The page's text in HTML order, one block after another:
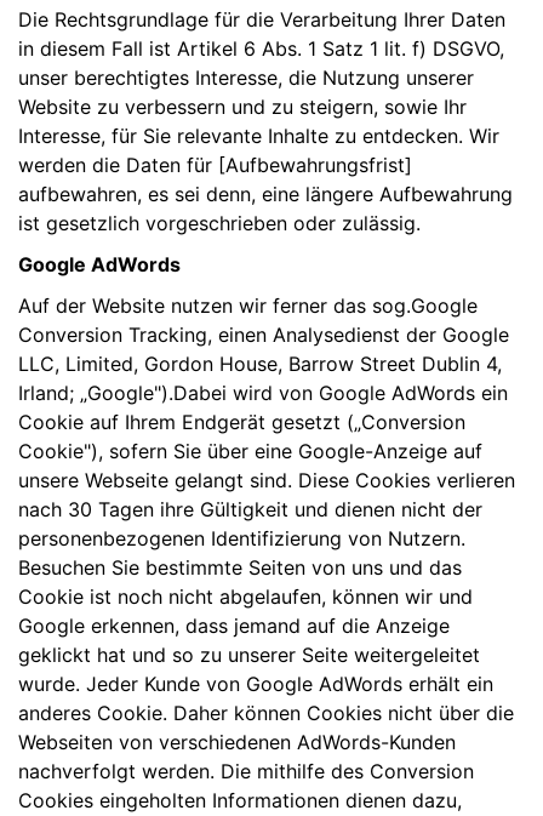
Die Rechtsgrundlage für die Verarbeitung Ihrer Daten
in diesem Fall ist Artikel 6 Abs. 1 Satz 1 lit. f) DSGVO,
unser berechtigtes Interesse, die Nutzung unserer
Website zu verbessern und zu steigern, sowie Ihr
Interesse, für Sie relevante Inhalte zu entdecken. Wir
werden die Daten für [Aufbewahrungsfrist]
aufbewahren, es sei denn, eine längere Aufbewahrung
ist gesetzlich vorgeschrieben oder zulässig.
Google AdWords
Auf der Website nutzen wir ferner das sog.Google
Conversion Tracking, einen Analysedienst der Google
LLC, Limited, Gordon House, Barrow Street Dublin 4,
Irland; „Google").Dabei wird von Google AdWords ein
Cookie auf Ihrem Endgerät gesetzt („Conversion
Cookie"), sofern Sie über eine Google-Anzeige auf
unsere Webseite gelangt sind. Diese Cookies verlieren
nach 30 Tagen ihre Gültigkeit und dienen nicht der
personenbezogenen Identifizierung von Nutzern.
Besuchen Sie bestimmte Seiten von uns und das
Cookie ist noch nicht abgelaufen, können wir und
Google erkennen, dass jemand auf die Anzeige
geklickt hat und so zu unserer Seite weitergeleitet
wurde. Jeder Kunde von Google AdWords erhält ein
anderes Cookie. Daher können Cookies nicht über die
Webseiten von verschiedenen AdWords-Kunden
nachverfolgt werden. Die mithilfe des Conversion
Cookies eingeholten Informationen dienen dazu,